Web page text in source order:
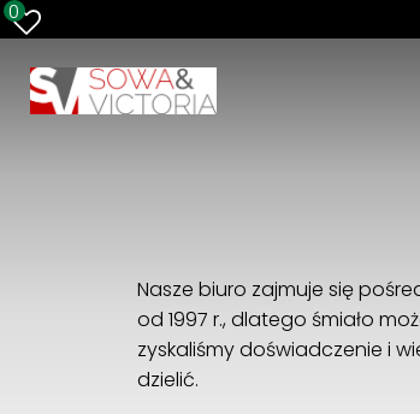
0
Nasze biuro zajmuje się
od 1997 r., dlatego śmiało
zyskaliśmy doświadczenie i
dzielić.